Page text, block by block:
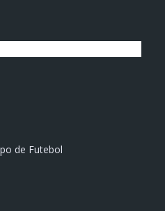
de Futebol